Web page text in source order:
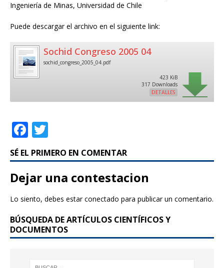
Ingeniería de Minas, Universidad de Chile
Puede descargar el archivo en el siguiente link:
Sochid Congreso 2005 04
sochid_congreso_2005_04.pdf
423 KiB
317 Downloads
DETALLES
F
a
c
e
b
o
k
w
it
te
r
SÉ EL PRIMERO EN COMENTAR
Dejar una contestacion
Lo siento, debes estarconectado para publicar un comentario.
BÚSQUEDA DE ARTÍCULOS CIENTÍFICOS Y
DOCUMENTOS